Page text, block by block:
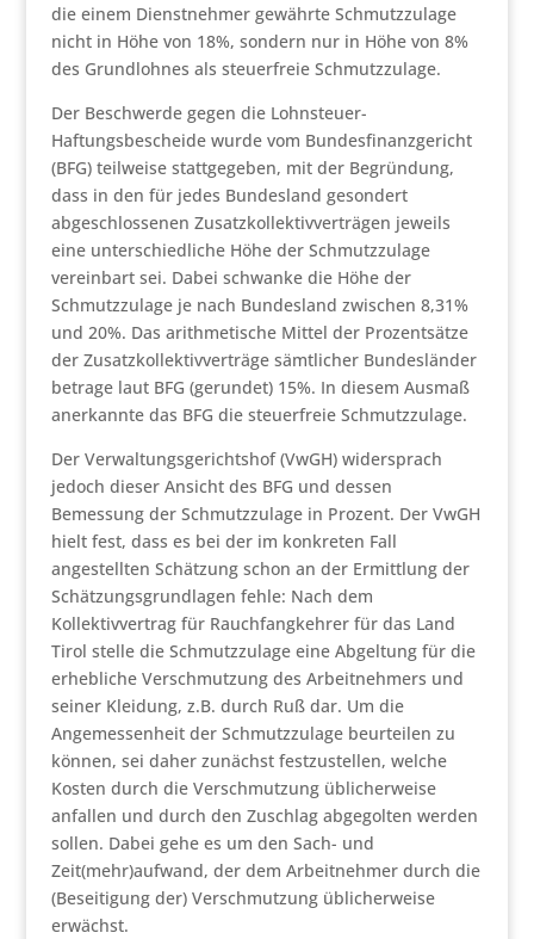
die einem Dienstnehmer gewährte Schmutzzulage
nicht in Höhe von 18%, sondern nur in Höhe von 8%
des Grundlohnes als steuerfreie Schmutzzulage.
Der Beschwerde gegen die Lohnsteuer-
Haftungsbescheide wurde vom Bundesfinanzgericht
(BFG) teilweise stattgegeben, mit der Begründung,
dass in den für jedes Bundesland gesondert
abgeschlossenen Zusatzkollektivverträgen jeweils
eine unterschiedliche Höhe der Schmutzzulage
vereinbart sei. Dabei schwanke die Höhe der
Schmutzzulage je nach Bundesland zwischen 8,31%
und 20%. Das arithmetische Mittel der Prozentsätze
der Zusatzkollektivverträge sämtlicher Bundesländer
betrage laut BFG (gerundet) 15%. In diesem Ausmaß
anerkannte das BFG die steuerfreie Schmutzzulage.
Der Verwaltungsgerichtshof (VwGH) widersprach
jedoch dieser Ansicht des BFG und dessen
Bemessung der Schmutzzulage in Prozent. Der VwGH
hielt fest, dass es bei der im konkreten Fall
angestellten Schätzung schon an der Ermittlung der
Schätzungsgrundlagen fehle: Nach dem
Kollektivvertrag für Rauchfangkehrer für das Land
Tirol stelle die Schmutzzulage eine Abgeltung für die
erhebliche Verschmutzung des Arbeitnehmers und
seiner Kleidung, z.B. durch Ruß dar. Um die
Angemessenheit der Schmutzzulage beurteilen zu
können, sei daher zunächst festzustellen, welche
Kosten durch die Verschmutzung üblicherweise
anfallen und durch den Zuschlag abgegolten werden
sollen. Dabei gehe es um den Sach- und
Zeit(mehr)aufwand, der dem Arbeitnehmer durch die
(Beseitigung der) Verschmutzung üblicherweise
erwächst.